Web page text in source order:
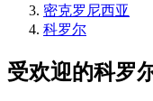
密克罗尼西亚
科罗尔
受欢迎的科罗